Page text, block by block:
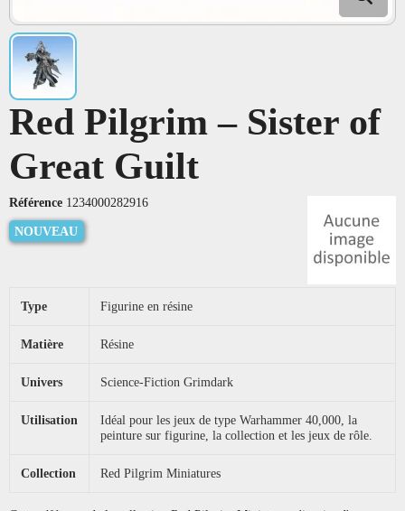
Red Pilgrim – Sister of
Great Guilt
Référence 1234000282916
NOUVEAU
Type Figurine en résine
Matière Résine
Univers Science-Fiction Grimdark
Utilisation
Idéal pour les jeux de type Warhammer 40,000, la
peinture sur figurine, la collection et les jeux de rôle.
Collection Red Pilgrim Miniatures